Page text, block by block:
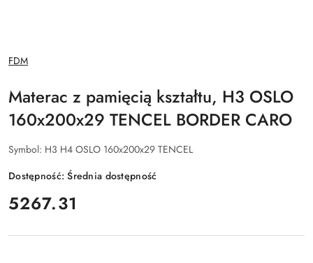
NAZWA
PRODUCENTA:
FDM
Materac z pamięcią kształtu, H3 OSLO
160x200x29 TENCEL BORDER CARO
Symbol: H3 H4 OSLO 160x200x29 TENCEL
Dostępność:Średnia dostępność
cena:
5267.31